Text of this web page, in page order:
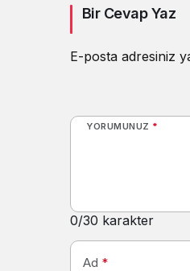
Bir Cevap Yaz
E-posta adresiniz
YORUMUNUZ *
0/30 karakter
Ad *